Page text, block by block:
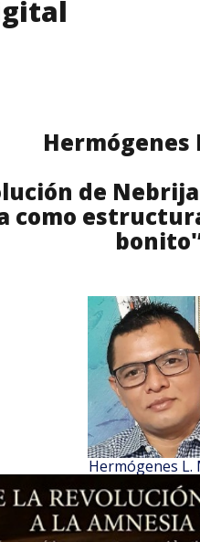
Hermógenes
de
como
Hermógenes L.